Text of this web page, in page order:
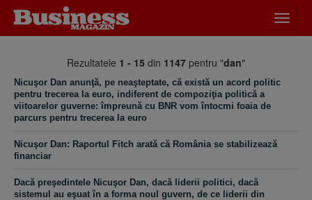
meniu
Rezultatele 1 - 15 din 1147 pentru "dan"
Nicuşor Dan anunţă, pe neaşteptate, că există un acord politic
pentru trecerea la euro, indiferent de compoziţia politică a
viitoarelor guverne: împreună cu BNR vom întocmi foaia de
parcurs pentru trecerea la euro
Nicuşor Dan: Raportul Fitch arată că România se stabilizează
financiar
Dacă preşedintele Nicuşor Dan, dacă liderii politici, dacă
sistemul au eşuat în a forma noul guvern, de ce liderii din